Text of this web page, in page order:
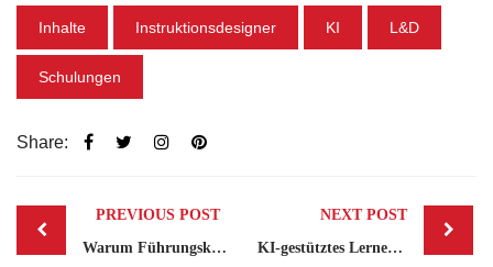
Inhalte Instruktionsdesigner KI L&D
Schulungen
Share:
navigation
PREVIOUS POST
Warum Führungskräfteentwicklung die beste Investition für das Unternehmenswachstum ist
NEXT POST
KI-gestütztes Lernen: Wie ein intelligentes LMS die Schulungsergebnisse verändert